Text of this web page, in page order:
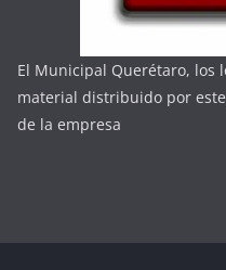
El Municipal Querétaro, los
material distribuido por
de la empresa